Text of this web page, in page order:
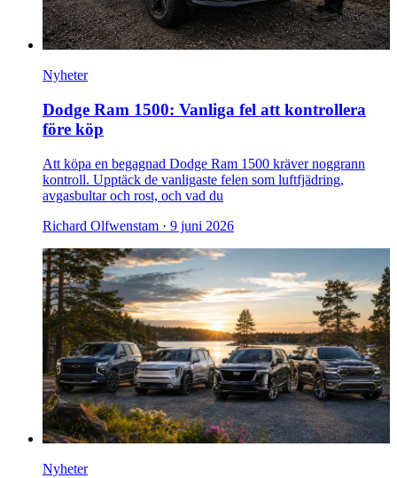
Nyheter
Dodge Ram 1500: Vanliga fel att kontrollera
före köp
Att köpa en begagnad Dodge Ram 1500 kräver noggrann
kontroll. Upptäck de vanligaste felen som luftfjädring,
avgasbultar och rost, och vad du
Richard Olfwenstam · 9 juni 2026
Nyheter